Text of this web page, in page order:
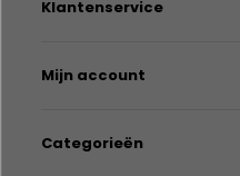
Klantenservice
Mijn account
Categorieën